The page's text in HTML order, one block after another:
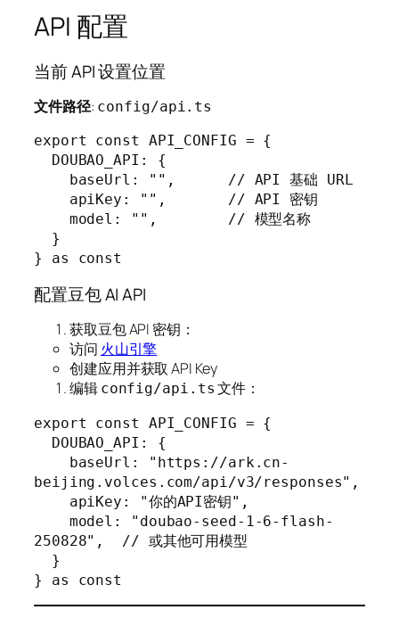
API 配置
当前 API 设置位置
文件路径: config/api.ts
export const API_CONFIG = {
} as const
配置豆包 AI API
获取豆包 API 密钥：
访问 火山引擎
创建应用并获取 API Key
编辑 config/api.ts 文件：
export const API_CONFIG = {
beijing.volces.com/api/v3/responses",
250828",  // 或其他可用模型
} as const